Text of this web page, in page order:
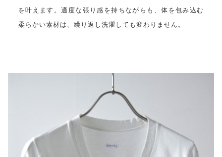
を叶えます。適度な張り感を持ちながらも、体を包み込む
柔らかい素材は、繰り返し洗濯しても変わりません。